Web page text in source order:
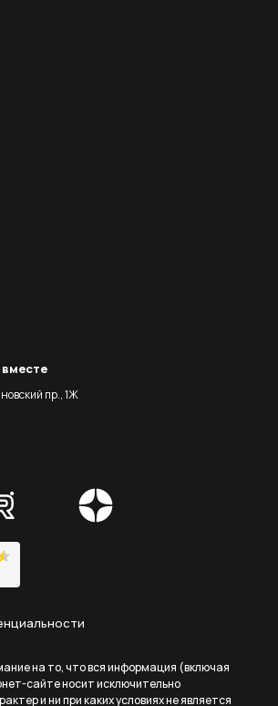
пр., 1Ж
на то, что вся информация (включая
сайте носит исключительно
и ни при каких условиях не является